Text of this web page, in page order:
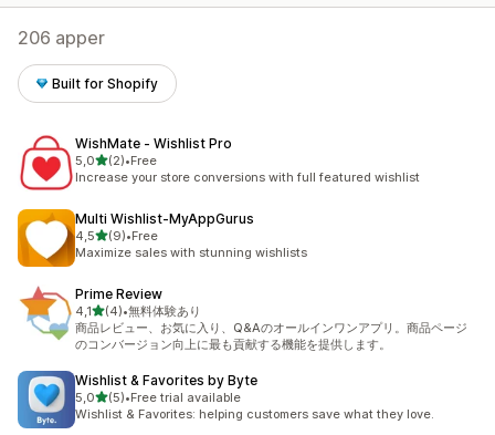
206 apper
Built for Shopify
WishMate ‑ Wishlist Pro
5,0av 5 stjerner
(2)
Totalt 2 omtaler
•Free
Increase your store conversions with full featured wishlist
Multi Wishlist‑MyAppGurus
4,5av 5 stjerner
(9)
Totalt 9 omtaler
•Free
Maximize sales with stunning wishlists
Prime Review
4,1av 5 stjerner
(4)
Totalt 4 omtaler
•無料体験あり
商品レビュー、お気に入り、Q&Aのオールインワンアプリ。商品ページ
のコンバージョン向上に最も貢献する機能を提供します。
Wishlist & Favorites by Byte
5,0av 5 stjerner
(5)
Totalt 5 omtaler
•Free trial available
Wishlist & Favorites: helping customers save what they love.